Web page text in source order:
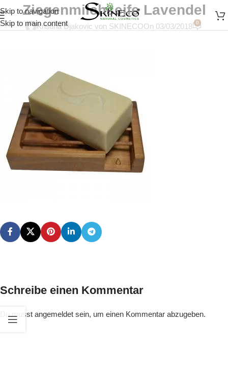
Skip to navigation
Skip to main content
Ziegenmilchseife Lavendel
Kristina Djakovic von SKINECOOn 03/03/2018 0
Schreibe einen Kommentar
Du musst angemeldet sein, um einen Kommentar abzugeben.